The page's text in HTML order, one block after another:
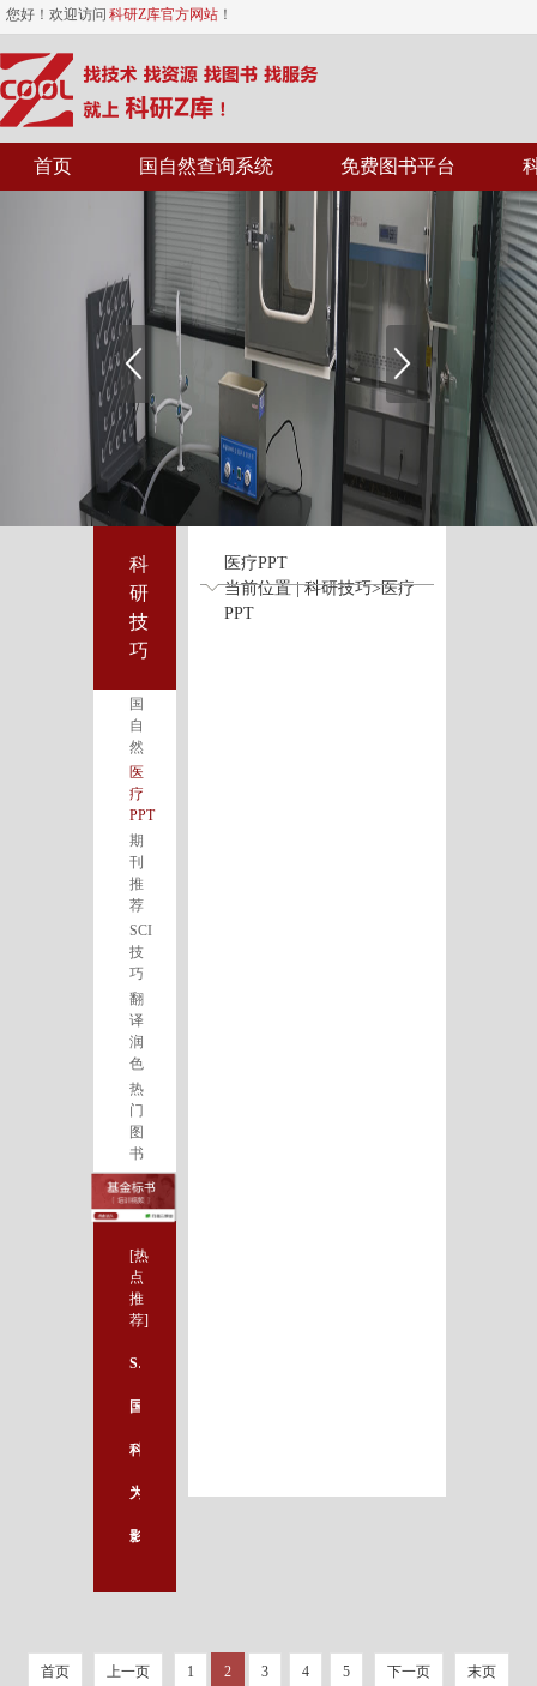
您好！欢迎访问 科研Z库官方网站 ！
首页 国自然查询系统 免费图书平台
科
研
技
巧
国
自
然
医
疗
PPT
期
刊
推
荐
SCI
技
巧
翻
译
润
色
热
门
图
书
[热
点
推
荐]
SCI论文怎么写？一位牛人给出的建议
医疗PPT
当前位置 | 科研技巧>医疗
PPT
首页 上一页 1 2 3 4 5 下一页 末页